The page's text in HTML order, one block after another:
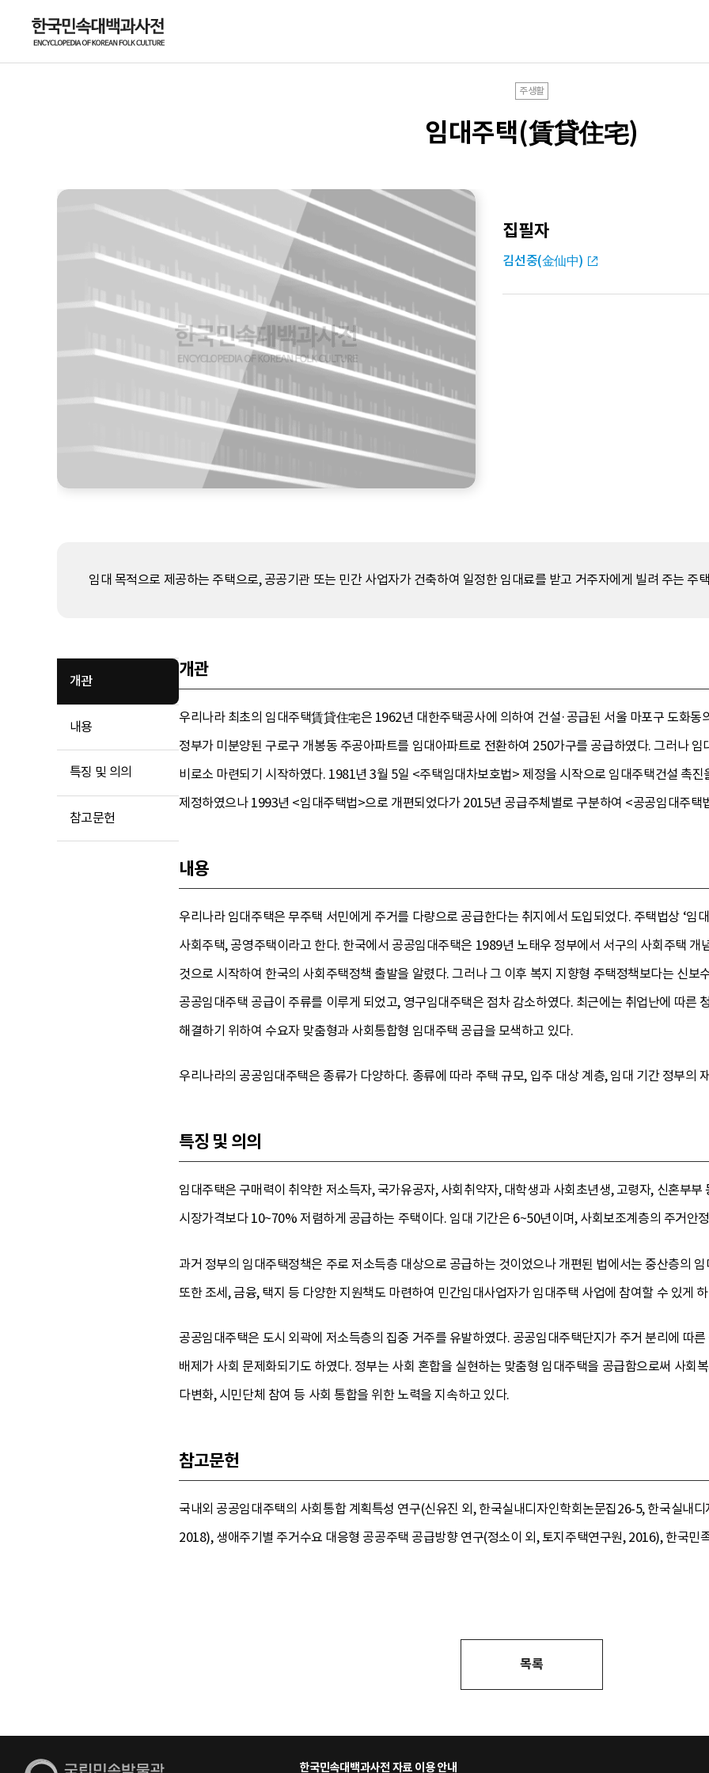
주생활
임대주택(賃貸住宅)
집필자
김선중(金仙中)
임대 목적으로 제공하는 주택으로, 공공기관 또는 민간 사업자가 건축하여 일정한 임대료를 받고 거주자에게 빌려 주는 주
개관
내용
특징 및 의의
참고문헌
개관
우리나라 최초의 임대주택賃貸住宅은 1962년 대한주택공사에 의하여 건설·공급된 서울 마포구 도화
정부가 미분양된 구로구 개봉동 주공아파트를 임대아파트로 전환하여 250가구를 공급하였다. 그러나
비로소 마련되기 시작하였다. 1981년 3월 5일 <주택임대차보호법> 제정을 시작으로 임대주택건설 촉
제정하였으나 1993년 <임대주택법>으로 개편되었다가 2015년 공급주체별로 구분하여 <공공임대주
내용
우리나라 임대주택은 무주택 서민에게 주거를 다량으로 공급한다는 취지에서 도입되었다. 주택법상 ‘임
사회주택, 공영주택이라고 한다. 한국에서 공공임대주택은 1989년 노태우 정부에서 서구의 사회주택
것으로 시작하여 한국의 사회주택정책 출발을 알렸다. 그러나 그 이후 복지 지향형 주택정책보다는 신
공공임대주택 공급이 주류를 이루게 되었고, 영구임대주택은 점차 감소하였다. 최근에는 취업난에 따른
해결하기 위하여 수요자 맞춤형과 사회통합형 임대주택 공급을 모색하고 있다.
우리나라의 공공임대주택은 종류가 다양하다. 종류에 따라 주택 규모, 입주 대상 계층, 임대 기간 정부의
특징 및 의의
임대주택은 구매력이 취약한 저소득자, 국가유공자, 사회취약자, 대학생과 사회초년생, 고령자, 신혼부
시장가격보다 10~70% 저렴하게 공급하는 주택이다. 임대 기간은 6~50년이며, 사회보조계층의 주거안
과거 정부의 임대주택정책은 주로 저소득층 대상으로 공급하는 것이었으나 개편된 법에서는 중산층의
또한 조세, 금융, 택지 등 다양한 지원책도 마련하여 민간임대사업자가 임대주택 사업에 참여할 수 있게
공공임대주택은 도시 외곽에 저소득층의 집중 거주를 유발하였다. 공공임대주택단지가 주거 분리에 따
배제가 사회 문제화되기도 하였다. 정부는 사회 혼합을 실현하는 맞춤형 임대주택을 공급함으로써 사회
다변화, 시민단체 참여 등 사회 통합을 위한 노력을 지속하고 있다.
참고문헌
국내외 공공임대주택의 사회통합 계획특성 연구(신유진 외, 한국실내디자인학회논문집26-5, 한국실내
2018), 생애주기별 주거수요 대응형 공공주택 공급방향 연구(정소이 외, 토지주택연구원, 2016), 한국
목록
한국민속대백과사전 자료 이용 안내